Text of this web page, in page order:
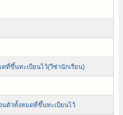
ที่ขึ้นทะเบียนไว้(วีซ่านักเรียน)
ตัวทั้งหมดที่ขึ้นทะเบียนไว้